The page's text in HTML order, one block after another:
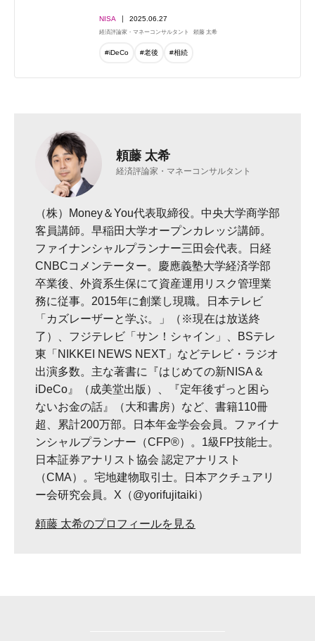
NISA 2025.06.27
経済評論家・マネーコンサルタント 頼藤 太希
#iDeCo #老後 #相続
頼藤 太希
経済評論家・マネーコンサルタント
（株）Money＆You代表取締役。中央大学商学部
客員講師。早稲田大学オープンカレッジ講師。
ファイナンシャルプランナー三田会代表。日経
CNBCコメンテーター。慶應義塾大学経済学部
卒業後、外資系生保にて資産運用リスク管理業
務に従事。2015年に創業し現職。日本テレビ
「カズレーザーと学ぶ。」（※現在は放送終
了）、フジテレビ「サン！シャイン」、BSテレ
東「NIKKEI NEWS NEXT」などテレビ・ラジオ
出演多数。主な著書に『はじめての新NISA＆
iDeCo』（成美堂出版）、『定年後ずっと困ら
ないお金の話』（大和書房）など、書籍110冊
超、累計200万部。日本年金学会会員。ファイナ
ンシャルプランナー（CFP®）。1級FP技能士。
日本証券アナリスト協会 認定アナリスト
（CMA）。宅地建物取引士。日本アクチュアリ
ー会研究会員。X（@yorifujitaiki）
頼藤 太希のプロフィールを見る